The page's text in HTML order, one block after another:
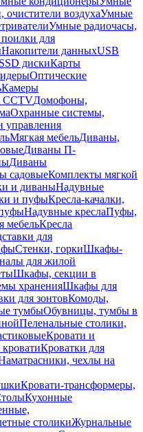
воздухаУмные
Умные радиочасы,
для
Накопители данныхUSB
дискиКарты
Оптические
Камеры
CCTVДомофоны,
Охранные системы,
управления
Мягкая мебельДиваны,
Диваны П-
Диваны
садовыеКомплекты мягкой
и диваныНадувные
и пуфыКресла-качалки,
Надувные креслаПуфы,
мебельКресла
для
Стенки, горкиШкафы-
для жилой
Шкафы, секции в
храненияШкафы для
для зонтовКомоды,
тумбыОбувницы, тумбы в
Пеленальные столики,
Кровати и
Кроватки для
чехлы на
Кровати-трансформеры,
Кухонные
столикиЖурнальные